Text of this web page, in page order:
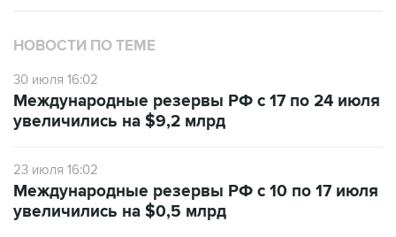
НОВОСТИ ПО ТЕМЕ
30 июля 16:02
Международные резервы РФ с 17 по 24 июля
увеличились на $9,2 млрд
23 июля 16:02
Международные резервы РФ с 10 по 17 июля
увеличились на $0,5 млрд